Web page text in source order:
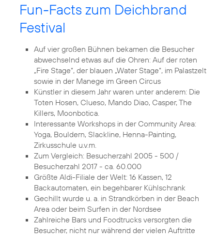
Fun-Facts zum Deichbrand
Festival
Auf vier großen Bühnen bekamen die Besucher
abwechselnd etwas auf die Ohren: Auf der roten
„Fire Stage“, der blauen „Water Stage“, im Palastzelt
sowie in der Manege im Green Circus
Künstler in diesem Jahr waren unter anderem: Die
Toten Hosen, Clueso, Mando Diao, Casper, The
Killers, Moonbotica.
Interessante Workshops in der Community Area:
Yoga, Bouldern, Slackline, Henna-Painting,
Zirkusschule u.v.m.
Zum Vergleich: Besucherzahl 2005 - 500 /
Besucherzahl 2017 - ca. 60.000
Größte Aldi-Filiale der Welt: 16 Kassen, 12
Backautomaten, ein begehbarer Kühlschrank
Gechillt wurde u. a. in Strandkörben in der Beach
Area oder beim Surfen in der Nordsee
Zahlreiche Bars und Foodtrucks versorgten die
Besucher, nicht nur während der vielen Auftritte